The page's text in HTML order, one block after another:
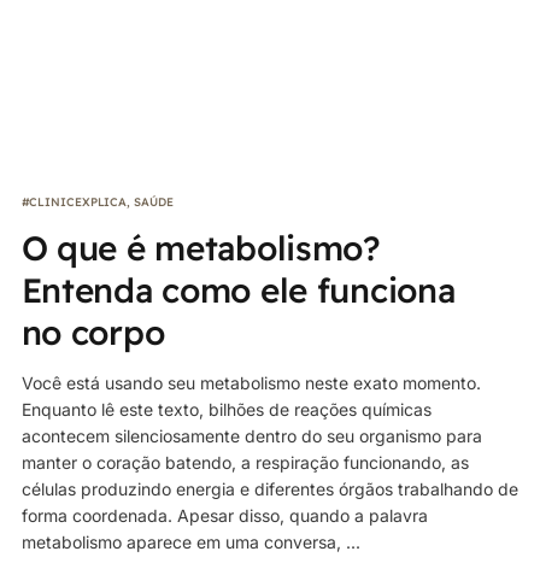
#CLINICEXPLICA SAÚDE
O que é metabolismo?
Entenda como ele funciona
no corpo
Você está usando seu metabolismo neste exato momento.
Enquanto lê este texto, bilhões de reações químicas
acontecem silenciosamente dentro do seu organismo para
manter o coração batendo, a respiração funcionando, as
células produzindo energia e diferentes órgãos trabalhando de
forma coordenada. Apesar disso, quando a palavra
metabolismo aparece em uma conversa, ...